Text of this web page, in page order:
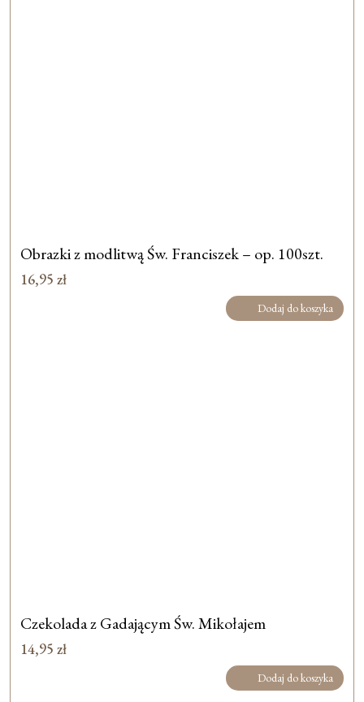
Obrazki z modlitwą Św. Franciszek – op. 100szt.
16,95 zł
Dodaj do koszyka
Czekolada z Gadającym Św. Mikołajem
14,95 zł
Dodaj do koszyka